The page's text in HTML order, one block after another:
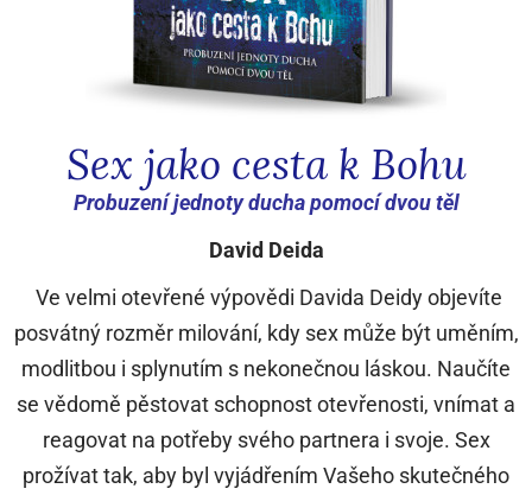
Sex jako cesta k Bohu
Probuzení jednoty ducha pomocí dvou těl
David Deida
Ve velmi otevřené výpovědi Davida Deidyobjevíte
posvátný rozměr milování, kdy sex může být uměním,
modlitbou i splynutím s nekonečnou láskou. Naučíte
se vědomě pěstovat schopnost otevřenosti, vnímat a
reagovat na potřeby svého partnera i svoje. Sex
prožívat tak, aby byl vyjádřením Vašeho skutečného